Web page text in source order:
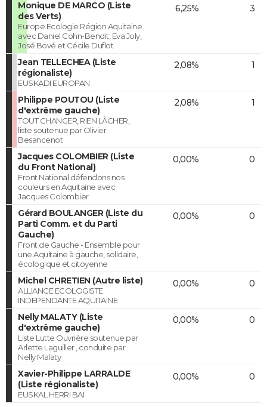
Monique DE MARCO (Liste
des Verts)
Europe Ecologie Région Aquitaine
avec Daniel Cohn-Bendit, Eva Joly,
José Bové et Cécile Duflot
6,25% 3
Jean TELLECHEA (Liste
régionaliste)
EUSKADI EUROPAN
2,08% 1
Philippe POUTOU (Liste
d'extrême gauche)
TOUT CHANGER, RIEN LÂCHER,
liste soutenue par Olivier
Besancenot
2,08% 1
Jacques COLOMBIER (Liste
du Front National)
Front National défendons nos
couleurs en Aquitaine avec
Jacques Colombier
0,00% 0
Gérard BOULANGER (Liste du
Parti Comm. et du Parti
Gauche)
Front de Gauche - Ensemble pour
une Aquitaine à gauche, solidaire,
écologique et citoyenne
0,00% 0
Michel CHRETIEN (Autre liste)
ALLIANCE ECOLOGISTE
INDEPENDANTE AQUITAINE
0,00% 0
Nelly MALATY (Liste
d'extrême gauche)
Liste Lutte Ouvrière soutenue par
Arlette Laguiller , conduite par
Nelly Malaty
0,00% 0
Xavier-Philippe LARRALDE
(Liste régionaliste)
EUSKAL HERRI BAI
0,00% 0